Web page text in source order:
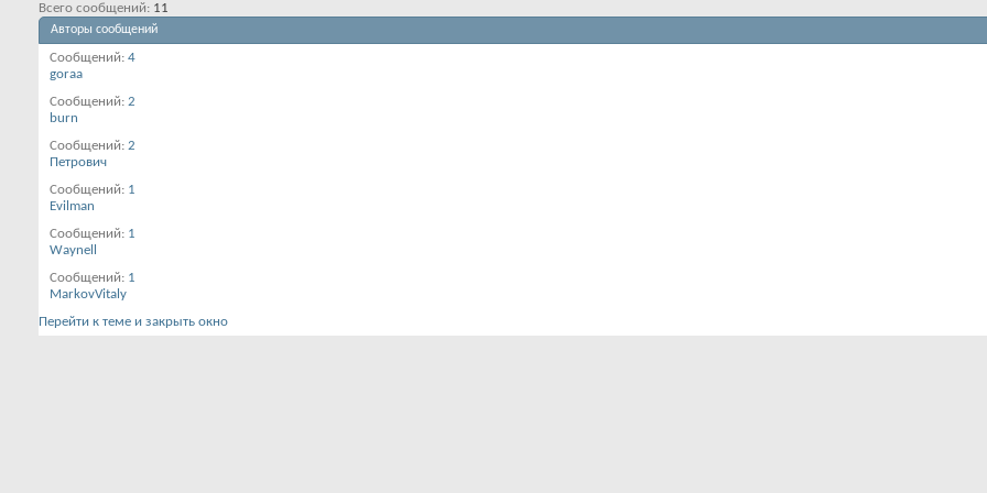
Всего сообщений 11
Авторы сообщений
Сообщений 4
goraa
Сообщений 2
burn
Сообщений 2
Петрович
Сообщений
1
Evilman
Сообщений
1
Waynell
Сообщений
1
MarkovVitaly
Перейти к теме и закрыть окно